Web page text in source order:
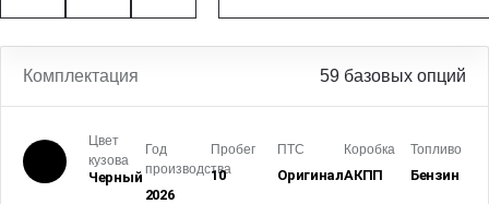
Комплектация 59 базовых опций
Цвет
кузова
Черный
Год
производства
2026
Пробег
10
ПТС
Оригинал
Коробка
АКПП
Топливо
Бензин